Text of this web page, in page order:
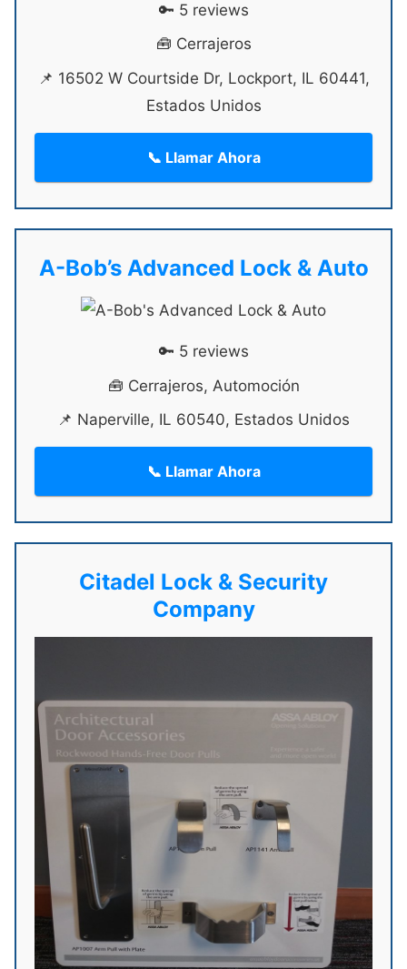
🔑 5 reviews
🧰 Cerrajeros
📌 16502 W Courtside Dr, Lockport, IL 60441,
Estados Unidos
📞 Llamar Ahora
A-Bob’s Advanced Lock & Auto
🔑 5 reviews
🧰 Cerrajeros, Automoción
📌 Naperville, IL 60540, Estados Unidos
📞 Llamar Ahora
Citadel Lock & Security
Company